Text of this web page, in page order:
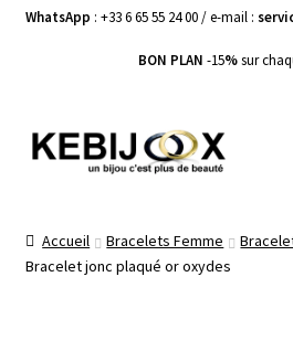
WhatsApp : +33 6 65 55 24 00 / e-mail :
BON PLAN -15%sur
Aller
à
Aller
au
Boucles d’Oreilles
Accueil Bracelets Femme
Bracelet jonc plaqué or oxydes